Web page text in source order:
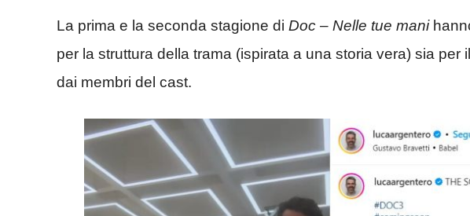
La prima e la seconda stagione di Doc – Nelle tue mani
per la struttura della trama (ispirata a una storia vera) sia per
dai membri del cast.